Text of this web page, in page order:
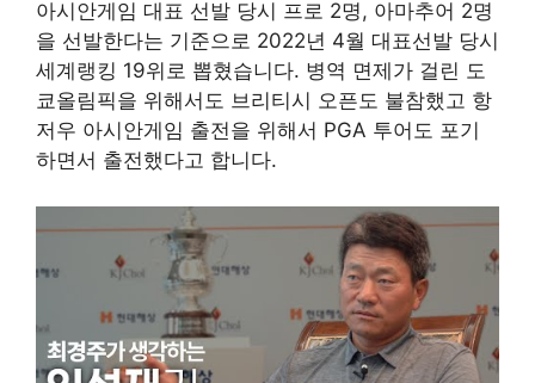
아시안게임 대표 선발 당시 프로 2명, 아마추어 2명
을 선발한다는 기준으로 2022년 4월 대표선발 당시
세계랭킹 19위로 뽑혔습니다. 병역 면제가 걸린 도
쿄올림픽을 위해서도 브리티시 오픈도 불참했고 항
저우 아시안게임 출전을 위해서 PGA 투어도 포기
하면서 출전했다고 합니다.